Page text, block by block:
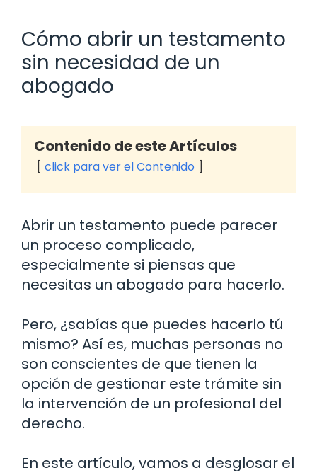
Cómo abrir un testamento
sin necesidad de un
abogado
Contenido de este Artículos
click para ver el Contenido
Abrir un testamento puede parecer
un proceso complicado,
especialmente si piensas que
necesitas un abogado para hacerlo.
Pero, ¿sabías que puedes hacerlo tú
mismo? Así es, muchas personas no
son conscientes de que tienen la
opción de gestionar este trámite sin
la intervención de un profesional del
derecho.
En este artículo, vamos a desglosar el